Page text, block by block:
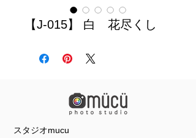
【J-015】 白 花尽くし
スタジオmucu